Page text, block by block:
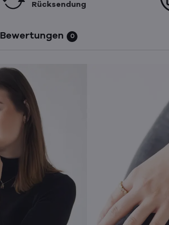
Bewertungen 0
Rücksendung